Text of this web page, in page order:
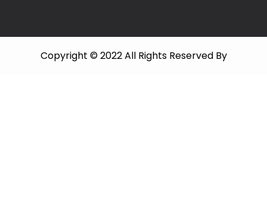
Copyright © 2022 All Rights Reserved By